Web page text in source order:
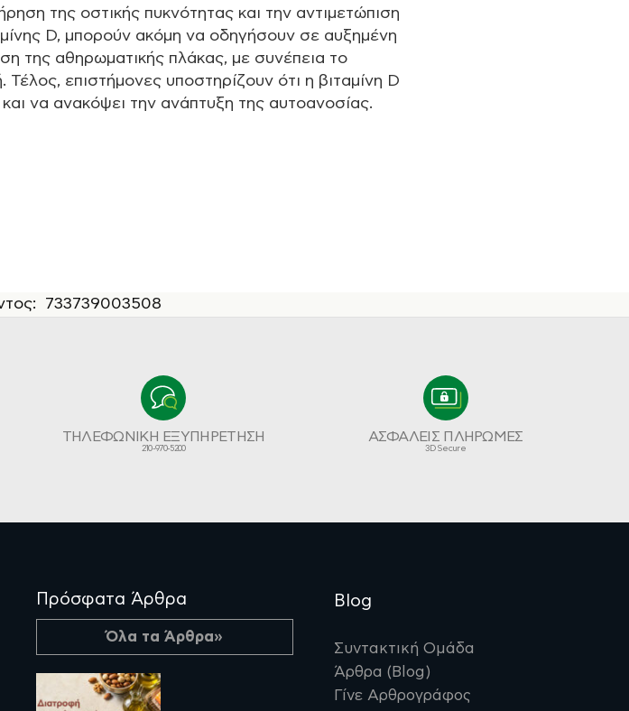
της οστικής πυκνότητας και την αντιμετώπιση
D, μπορούν ακόμη να οδηγήσουν σε αυξημένη
της αθηρωματικής πλάκας, με συνέπεια το
επιστήμονες υποστηρίζουν ότι η βιταμίνη D
να ανακόψει την ανάπτυξη της αυτοανοσίας.
733739003508
ΤΗΛΕΦΩΝΙΚΗ ΕΞΥΠΗΡΕΤΗΣΗ
210-970-5200
ΑΣΦΑΛΕΙΣ ΠΛΗΡΩΜΕΣ
3D Secure
Πρόσφατα Άρθρα
Όλα τα Άρθρα»
Blog
Συντακτική Ομάδα
Άρθρα (Blog)
Γίνε Αρθρογράφος